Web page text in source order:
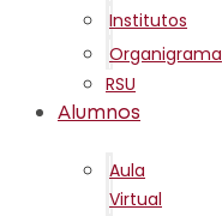
Institutos
Organigrama
RSU
Alumnos
Aula
Virtual